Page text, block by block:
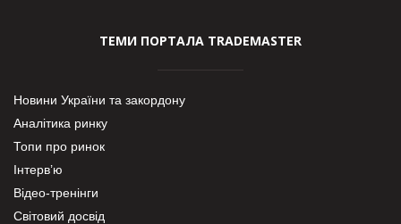
ТЕМИ ПОРТАЛА TRADEMASTER
Новини України та закордону
Аналітика ринку
Топи про ринок
Інтерв’ю
Відео-тренінги
Світовий досвід